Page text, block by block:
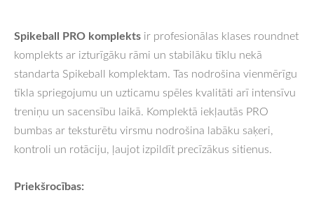
Spikeball PRO komplekts ir profesionālas klases roundnet
komplekts ar izturīgāku rāmi un stabilāku tīklu nekā
standarta Spikeball komplektam. Tas nodrošina vienmērīgu
tīkla spriegojumu un uzticamu spēles kvalitāti arī intensīvu
treniņu un sacensību laikā. Komplektā iekļautās PRO
bumbas ar teksturētu virsmu nodrošina labāku saķeri,
kontroli un rotāciju, ļaujot izpildīt precīzākus sitienus.
Priekšrocības: